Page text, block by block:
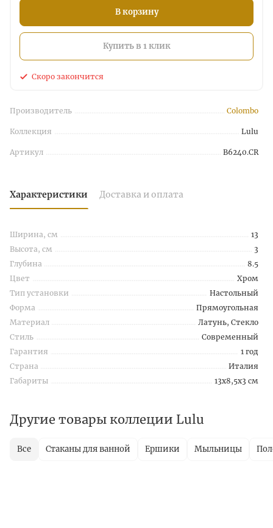
В корзину
Купить в 1 клик
Скоро закончится
Производитель Colombo
Коллекция Lulu
Артикул B6240.CR
Характеристики Доставка и оплата
Ширина, см
13
Высота, см
3
Глубина
8.5
Цвет
Хром
Тип установки
Настольный
Форма
Прямоугольная
Материал
Латунь, Стекло
Стиль
Современный
Гарантия
1 год
Страна
Италия
Габариты
13x8,5x3 см
Другие товары коллеции Lulu
Все Стаканы для ванной Ершики Мыльницы